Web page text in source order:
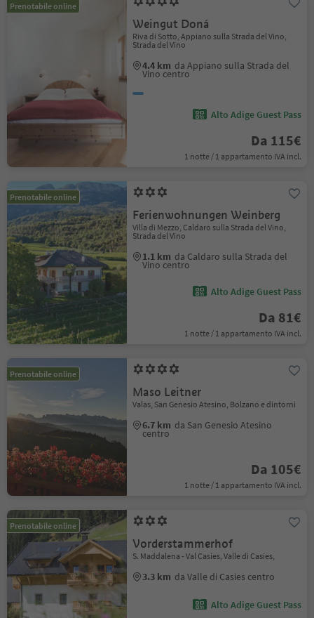
Prenotabile online
Weingut Doná
Riva di Sotto, Appiano sulla Strada del Vino,
Strada del Vino
4.4 km da Appiano sulla Strada del
Vino centro
Alto Adige Guest Pass
Da 115€
1 notte / 1 appartamento IVA incl.
Prenotabile online
Ferienwohnungen Weinberg
Villa di Mezzo, Caldaro sulla Strada del Vino,
Strada del Vino
1.1 km da Caldaro sulla Strada del
Vino centro
Alto Adige Guest Pass
Da 81€
1 notte / 1 appartamento IVA incl.
Prenotabile online
Maso Leitner
Valas, San Genesio Atesino, Bolzano e dintorni
6.7 km da San Genesio Atesino
centro
Da 105€
1 notte / 1 appartamento IVA incl.
Prenotabile online
Vorderstammerhof
S. Maddalena - Val Casies, Valle di Casies,
3.3 km da Valle di Casies centro
Alto Adige Guest Pass